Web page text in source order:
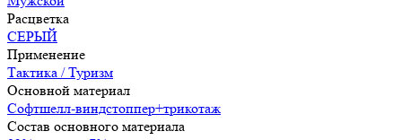
Расцветка
СЕРЫЙ
Применение
Тактика / Туризм
Основной материал
Софтшелл-виндстоппер+трикотаж
Состав основного материала